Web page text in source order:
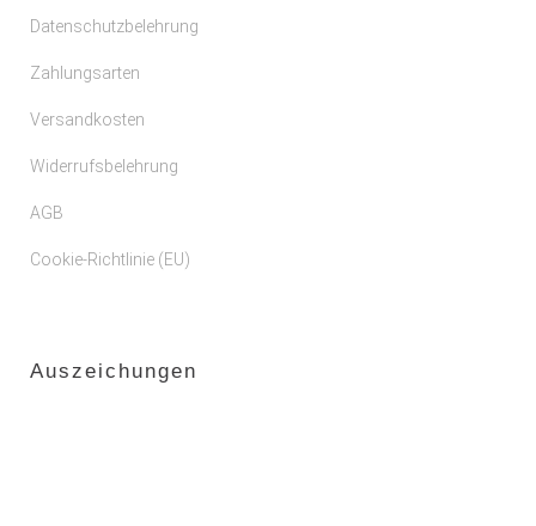
Datenschutzbelehrung
Zahlungsarten
Versandkosten
Widerrufsbelehrung
AGB
Cookie-Richtlinie (EU)
Auszeichungen